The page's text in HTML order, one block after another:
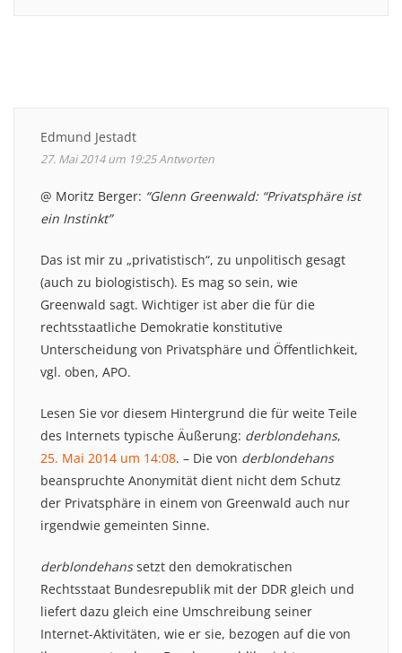
Edmund Jestadt
27. Mai 2014 um 19:25Antworten
@ Moritz Berger: “Glenn Greenwald: “Privatsphäre ist
ein Instinkt”
Das ist mir zu „privatistisch“, zu unpolitisch gesagt
(auch zu biologistisch). Es mag so sein, wie
Greenwald sagt. Wichtiger ist aber die für die
rechtsstaatliche Demokratie konstitutive
Unterscheidung von Privatsphäre und Öffentlichkeit,
vgl. oben, APO.
Lesen Sie vor diesem Hintergrund die für weite Teile
des Internets typische Äußerung: derblondehans,
25. Mai 2014 um 14:08. – Die von derblondehans
beanspruchte Anonymität dient nicht dem Schutz
der Privatsphäre in einem von Greenwald auch nur
irgendwie gemeinten Sinne.
derblondehanssetzt den demokratischen
Rechtsstaat Bundesrepublik mit der DDR gleich und
liefert dazu gleich eine Umschreibung seiner
Internet-Aktivitäten, wie er sie, bezogen auf die von